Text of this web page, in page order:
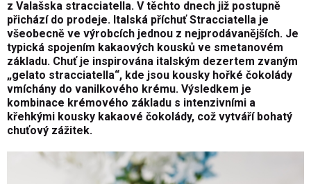
z Valašska stracciatella. V těchto dnech již postupně
přichází do prodeje. Italská příchuť Stracciatella je
všeobecně ve výrobcích jednou z nejprodávanějších. Je
typická spojením kakaových kousků ve smetanovém
základu. Chuť je inspirována italským dezertem zvaným
„gelato stracciatella“, kde jsou kousky hořké čokolády
vmíchány do vanilkového krému. Výsledkem je
kombinace krémového základu s intenzivními a
křehkými kousky kakaové čokolády, což vytváří bohatý
chuťový zážitek.